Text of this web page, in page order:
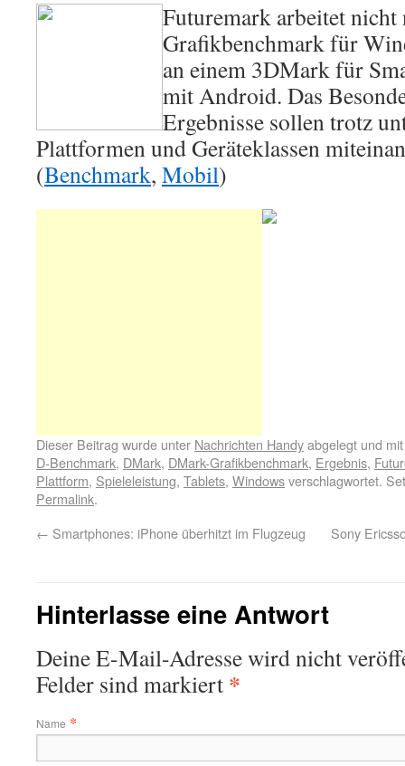
Futuremark arbeitet
Grafikbenchmark für
an einem 3DMark für
mit Android. Das
Ergebnisse sollen trotz
Plattformen und Geräteklassen
(Benchmark, Mobil)
Dieser Beitrag wurde unter Nachrichten Handyabgelegt und
D-Benchmark, DMark, DMark-Grafikbenchmark, Ergebnis,
Plattform, Spieleleistung, Tablets, Windowsverschlagwortet.
Permalink.
← Smartphones: iPhone überhitzt im Flugzeug Sony
Hinterlasse eine Antwort
Deine E-Mail-Adresse wird nicht
Felder sind markiert *
Name *